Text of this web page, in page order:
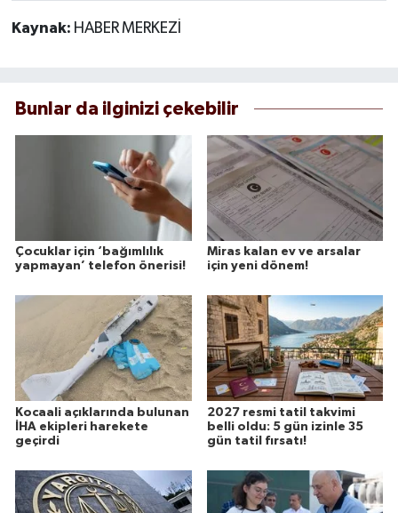
Kaynak: HABER MERKEZİ
Bunlar da ilginizi çekebilir
Çocuklar için ‘bağımlılık
yapmayan’ telefon önerisi!
Miras kalan ev ve arsalar
için yeni dönem!
Kocaali açıklarında bulunan
İHA ekipleri harekete
geçirdi
2027 resmi tatil takvimi
belli oldu: 5 gün izinle 35
gün tatil fırsatı!